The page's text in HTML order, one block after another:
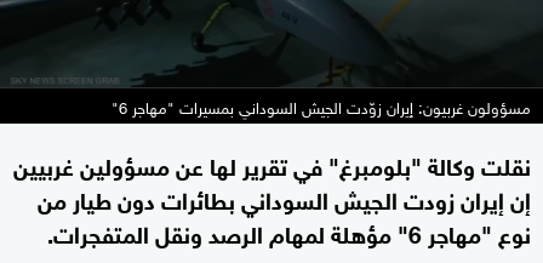
مسؤولون غربيون: إيران زوّدت الجيش السوداني بمسيرات "مهاجر 6"
نقلت وكالة "بلومبرغ" في تقرير لها عن مسؤولين غربيين
إن إيران زودت الجيش السوداني بطائرات دون طيار من
نوع "مهاجر 6" مؤهلة لمهام الرصد ونقل المتفجرات.